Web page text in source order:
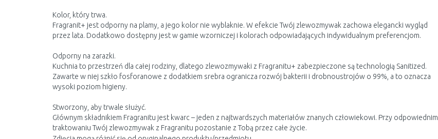
Kolor, który trwa.
Fragranit+ jest odporny na plamy, a jego kolor nie wyblaknie. W efekcie Twój zlewozmywak zachowa elegancki wygląd
przez lata. Dodatkowo dostępny jest w gamie wzorniczej i kolorach odpowiadających indywidualnym preferencjom.
Odporny na zarazki.
Kuchnia to przestrzeń dla całej rodziny, dlatego zlewozmywaki z Fragranitu+ zabezpieczone są technologią Sanitized.
Zawarte w niej szkło fosforanowe z dodatkiem srebra ogranicza rozwój bakterii i drobnoustrojów o 99%, a to oznacza
wysoki poziom higieny.
Stworzony, aby trwale służyć.
Głównym składnikiem Fragranitu jest kwarc – jeden z najtwardszych materiałów znanych człowiekowi. Przy odpowiednim
traktowaniu Twój zlewozmywak z Fragranitu pozostanie z Tobą przez całe życie.